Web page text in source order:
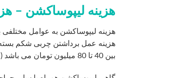
هزینه لیپوساکشن –
هزینه لیپوساکشن به عوامل مختلفی
هزینه عمل برداشتن چربی شکم
بین 40 تا 80 میلیون تومان می باشد ( مثلا لیپوساکشن بازو ها دو ناحیه محاسبه می گردد )